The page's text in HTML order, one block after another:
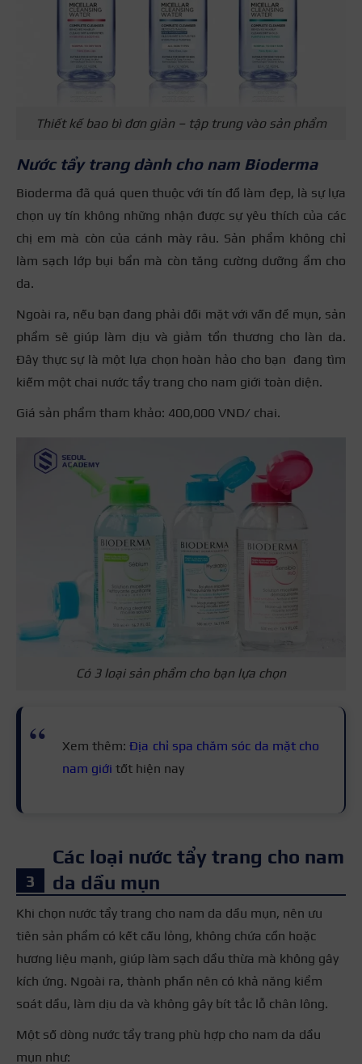
Thiết kế bao bì đơn giản – tập trung vào sản phẩm
Nước tẩy trang dành cho nam Bioderma
Bioderma đã quá quen thuộc với tín đồ làm đẹp, là sự lựa
chọn uy tín không những nhận được sự yêu thích của các
chị em mà còn của cánh mày râu. Sản phẩm không chỉ
làm sạch lớp bụi bẩn mà còn tăng cường dưỡng ẩm cho
da.
Ngoài ra, nếu bạn đang phải đối mặt với vấn đề mụn, sản
phẩm sẽ giúp làm dịu và giảm tổn thương cho làn da.
Đây thực sự là một lựa chọn hoàn hảo cho bạn đang tìm
kiếm một chai nước tẩy trang cho nam giới toàn diện.
Giá sản phẩm tham khảo: 400,000 VND/ chai.
Có 3 loại sản phẩm cho bạn lựa chọn
Xem thêm:Địa chỉ spa chăm sóc da mặt cho
nam giới tốt hiện nay
Các loại nước tẩy trang cho nam
da dầu mụn
Khi chọn nước tẩy trang cho nam da dầu mụn, nên ưu
tiên sản phẩm có kết cấu lỏng, không chứa cồn hoặc
hương liệu mạnh, giúp làm sạch dầu thừa mà không gây
kích ứng. Ngoài ra, thành phần nên có khả năng kiểm
soát dầu, làm dịu da và không gây bít tắc lỗ chân lông.
Một số dòng nước tẩy trang phù hợp cho nam da dầu
mụn như: